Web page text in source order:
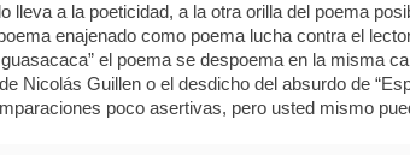
lleva a la poeticidad, a la otra orilla del poema
enajenado como poema lucha contra el
el poema se despoema en la misma
Nicolás Guillen o el desdicho del absurdo de
poco asertivas, pero usted mismo